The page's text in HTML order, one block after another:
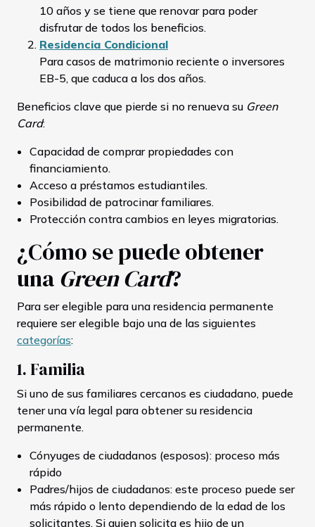
10 años y se tiene que renovar para poder
disfrutar de todos los beneficios.
Residencia Condicional
Para casos de matrimonio reciente o inversores
EB-5, que caduca a los dos años.
Beneficios clave que pierde si no renueva su Green
Card:
Capacidad de comprar propiedades con
financiamiento.
Acceso a préstamos estudiantiles.
Posibilidad de patrocinar familiares.
Protección contra cambios en leyes migratorias.
¿Cómo se puede obtener
una Green Card?
Para ser elegible para una residencia permanente
requiere ser elegible bajo una de las siguientes
categorías:
1. Familia
Si uno de sus familiares cercanos es ciudadano, puede
tener una vía legal para obtener su residencia
permanente.
Cónyuges de ciudadanos (esposos): proceso más
rápido
Padres/hijos de ciudadanos: este proceso puede ser
más rápido o lento dependiendo de la edad de los
solicitantes. Si quien solicita es hijo de un